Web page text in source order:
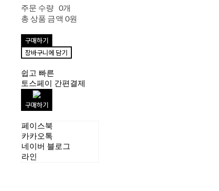
주문 수량 0개
총 상품 금액 0원
구매하기
장바구니에 담기
쉽고 빠른
토스페이 간편결제
구매하기
페이스북
카카오톡
네이버 블로그
라인